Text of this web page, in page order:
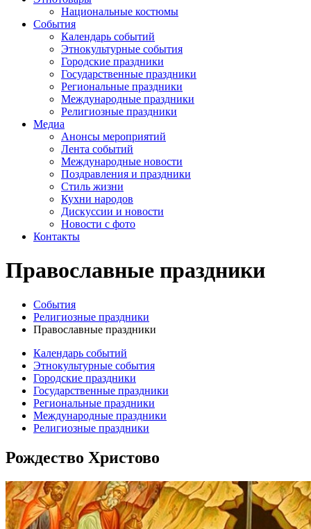
Национальные костюмы
События
Календарь событий
Этнокультурные события
Городские праздники
Государственные праздники
Региональные праздники
Международные праздники
Религиозные праздники
Медиа
Анонсы мероприятий
Лента событий
Международные новости
Поздравления и праздники
Cтиль жизни
Кухни народов
Дискуссии и новости
Новости с фото
Контакты
Православные праздники
События
Религиозные праздники
Православные праздники
Календарь событий
Этнокультурные события
Городские праздники
Государственные праздники
Региональные праздники
Международные праздники
Религиозные праздники
Рождество Христово